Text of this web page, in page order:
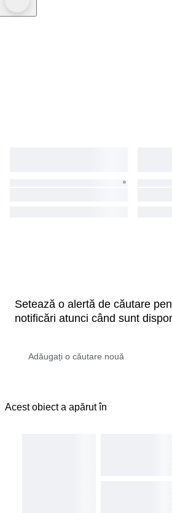
Setează o alertă de căutare
notificări atunci când sunt
Acest obiect a apărut în